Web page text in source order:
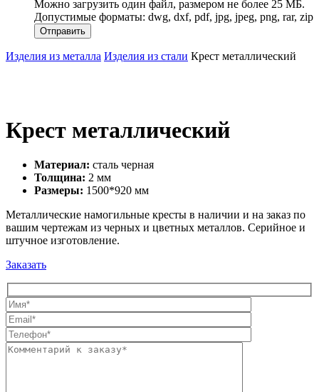
Можно загрузить один файл, размером не более 25 МБ.
Допустимые форматы: dwg, dxf, pdf, jpg, jpeg, png, rar, zip
Изделия из металла Изделия из стали Крест металлический
Крест металлический
Материал: сталь черная
Толщина: 2 мм
Размеры: 1500*920 мм
Металлические намогильные кресты в наличии и на заказ по
вашим чертежам из черных и цветных металлов. Серийное и
штучное изготовление.
Заказать